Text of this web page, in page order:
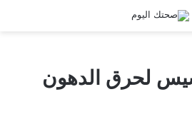
لحرق الدهون